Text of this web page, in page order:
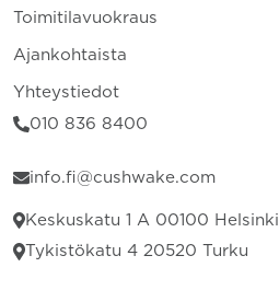
Toimitilavuokraus
Ajankohtaista
Yhteystiedot
010 836 8400
info.fi@cushwake.com
Keskuskatu 1 A 00100 Helsinki
Tykistökatu 4 20520 Turku